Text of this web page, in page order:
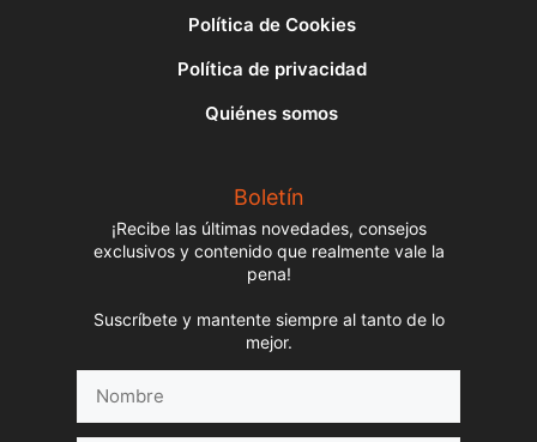
Política de Cookies
Política de privacidad
Quiénes somos
Boletín
¡Recibe las últimas novedades, consejos
exclusivos y contenido que realmente vale la
pena!
Suscríbete y mantente siempre al tanto de lo
mejor.